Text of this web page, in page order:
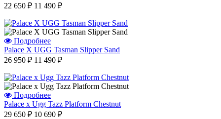
22 650 ₽ 11 490 ₽
Подробнее
Palace X UGG Tasman Slipper Sand
26 950 ₽ 11 490 ₽
Подробнее
Palace x Ugg Tazz Platform Chestnut
29 650 ₽ 10 690 ₽